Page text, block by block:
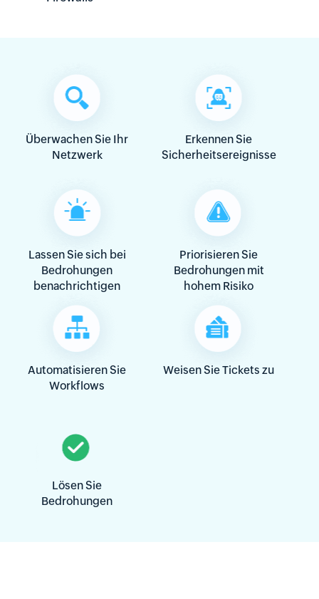
Überwachen Sie Ihr
Netzwerk
Erkennen Sie
Sicherheitsereignisse
Lassen Sie sich bei
Bedrohungen
benachrichtigen
PriorisierenSie
Bedrohungen mit
hohem Risiko
Automatisieren Sie
Workflows
Weisen SieTickets zu
Lösen Sie
Bedrohungen